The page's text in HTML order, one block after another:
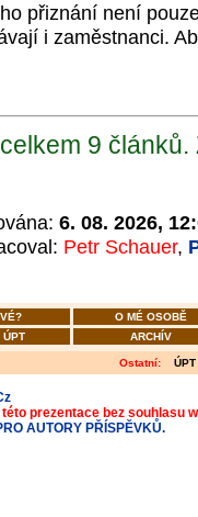
přiznání není
i zaměstnanci.
9
6. 08. 2026,
Petr Schauer,
O MÉ OSOBĚ
ÚPT ARCHÍV
Ostatní: ÚPT
prezentace bez souhlasu
AUTORY PŘÍSPĚVKŮ.